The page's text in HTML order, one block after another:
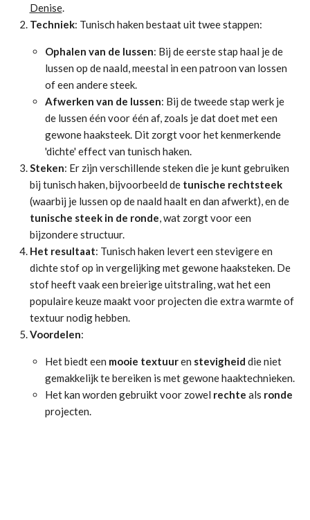
Denise.
Techniek: Tunisch haken bestaat uit twee stappen:
Ophalen van de lussen: Bij de eerste stap haal je de
lussen op de naald, meestal in een patroon van lossen
of een andere steek.
Afwerken van de lussen: Bij de tweede stap werk je
de lussen één voor één af, zoals je dat doet met een
gewone haaksteek. Dit zorgt voor het kenmerkende
'dichte' effect van tunisch haken.
Steken: Er zijn verschillende steken die je kunt gebruiken
bij tunisch haken, bijvoorbeeld de tunische rechtsteek
(waarbij je lussen op de naald haalt en dan afwerkt), en de
tunische steek in de ronde , wat zorgt voor een
bijzondere structuur.
Het resultaat: Tunisch haken levert een stevigere en
dichte stof op in vergelijking met gewone haaksteken. De
stof heeft vaak een breierige uitstraling, wat het een
populaire keuze maakt voor projecten die extra warmte of
textuur nodig hebben.
Voordelen:
Het biedt een mooie textuuren stevigheid die niet
gemakkelijk te bereiken is met gewone haaktechnieken.
Het kan worden gebruikt voor zowel rechte als ronde
projecten.